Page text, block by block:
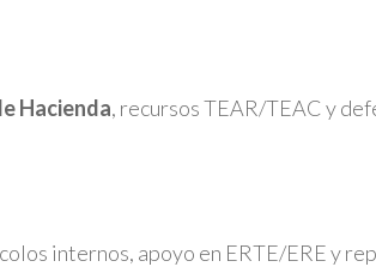
Hacienda, recursos TEAR/TEAC y
internos, apoyo en ERTE/ERE y